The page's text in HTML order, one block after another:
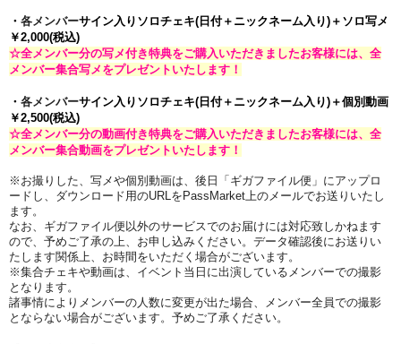
・ 各メンバーサイン入りソロチェキ(日付＋ニックネーム入り) ＋ソロ写メ
￥2,000(税込)
☆全メンバー分の写メ付き特典をご購入いただきましたお客様には、全
メンバー集合写メをプレゼントいたします！
・ 各メンバーサイン入りソロチェキ(日付＋ニックネーム入り) ＋個別動画
￥2,500(税込)
☆全メンバー分の動画付き特典をご購入いただきましたお客様には、全
メンバー集合動画をプレゼントいたします！
※お撮りした、写メや個別動画は、後日「ギガファイル便」にアップロ
ードし、ダウンロード用のURLをPassMarket上のメールでお送りいたし
ます。
なお、ギガファイル便以外のサービスでのお届けには対応致しかねます
ので、予めご了承の上、お申し込みください。データ確認後にお送りい
たします関係上、お時間をいただく場合がございます。
※集合チェキや動画は、イベント当日に出演しているメンバーでの撮影
となります。
諸事情によりメンバーの人数に変更が出た場合、メンバー全員での撮影
とならない場合がございます。予めご了承ください。